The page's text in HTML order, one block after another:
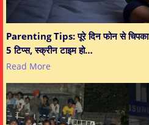
Parenting Tips: पूरे दिन फोन से चिपका
5 टिप्स, स्क्रीन टाइम हो…
Read More